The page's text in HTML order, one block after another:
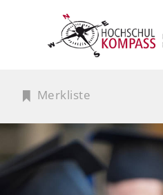
Merkliste